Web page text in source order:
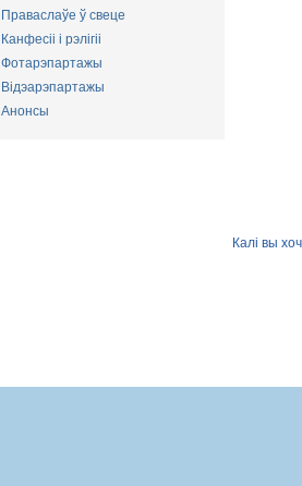
Праваслаўе ў свеце
Канфесіі і рэлігіі
Фотарэпартажы
Відэарэпартажы
Анонсы
Калі вы